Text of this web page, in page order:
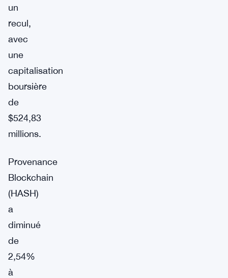
un
recul,
avec
une
capitalisation
boursière
de
$524,83
millions.
Provenance
Blockchain
(HASH)
a
diminué
de
2,54%
à